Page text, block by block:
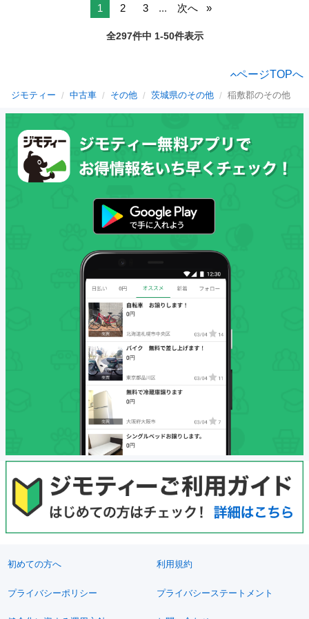
1 2 3 ... 次へ
全297件中 1-50件表示
ページTOPへ
ジモティー 中古車 その他 茨城県のその他 稲敷郡のその他
初めての方へ 利用規約
プライバシーポリシー プライバシーステートメント